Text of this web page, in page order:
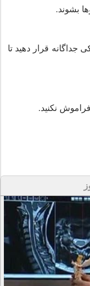
بشوند.
قرار دهید تا
نکنید.